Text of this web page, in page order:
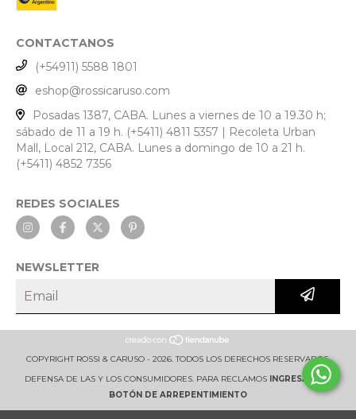
CONTACTANOS
(+54911) 5588 1801
eshop@rossicaruso.com
Posadas 1387, CABA. Lunes a viernes de 10 a 19.30 h;
sábado de 11 a 19 h. (+5411) 4811 5357 | Recoleta Urban
Mall, Local 212, CABA. Lunes a domingo de 10 a 21 h.
(+5411) 4852 7356
REDES SOCIALES
NEWSLETTER
COPYRIGHT ROSSI & CARUSO - 2026. TODOS LOS DERECHOS RESERVADOS.
DEFENSA DE LAS Y LOS CONSUMIDORES. PARA RECLAMOS
INGRESÁ ACÁ.
BOTÓN DE ARREPENTIMIENTO